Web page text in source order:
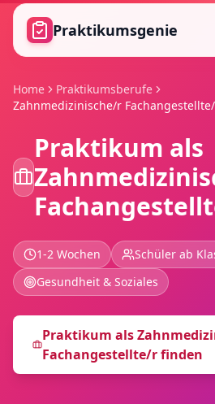
Zum Hauptinhalt springen
Praktikumsgenie
Home
Praktikumsberufe
Zahnmedizinische/r
Praktikum als
1-2 Wochen
Schüler ab
Gesundheit & Soziales
Praktikum als
Fachangestellte/rfinden